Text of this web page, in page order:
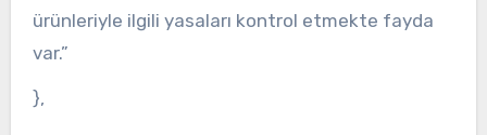
ürünleriyle ilgili yasaları kontrol etmekte fayda
var.”
},